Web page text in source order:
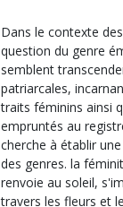
Dans le contexte
question du genre
semblent
patriarcales,
traits féminins ainsi
empruntés au
cherche à établir
des genres. la
renvoie au soleil,
travers les fleurs et